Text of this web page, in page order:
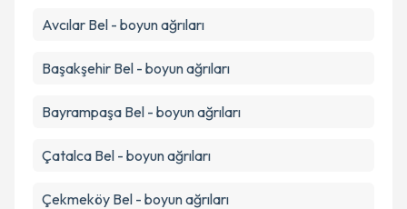
Avcılar Bel - boyun ağrıları
Başakşehir Bel - boyun ağrıları
Bayrampaşa Bel - boyun ağrıları
Çatalca Bel - boyun ağrıları
Çekmeköy Bel - boyun ağrıları